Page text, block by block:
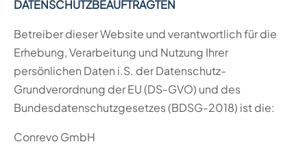
DATENSCHUTZBEAUFTRAGTEN
Betreiber dieser Website und verantwortlich für die
Erhebung, Verarbeitung und Nutzung Ihrer
persönlichen Daten i.S. der Datenschutz-
Grundverordnung der EU (DS-GVO) und des
Bundesdatenschutzgesetzes (BDSG-2018) ist die:
Conrevo GmbH